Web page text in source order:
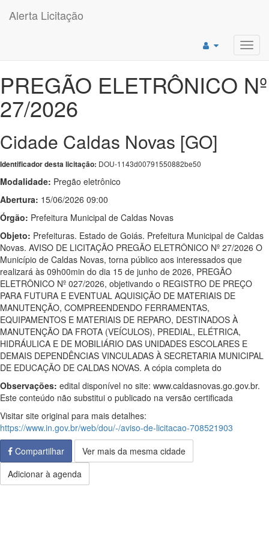
Alerta Licitação
PREGÃO ELETRÔNICO Nº
27/2026
Cidade Caldas Novas [GO]
Identificador desta licitação: DOU-1143d00791550882be50
Modalidade: Pregão eletrônico
Abertura: 15/06/2026 09:00
Órgão: Prefeitura Municipal de Caldas Novas
Objeto: Prefeituras. Estado de Goiás. Prefeitura Municipal de Caldas
Novas. AVISO DE LICITAÇÃO PREGÃO ELETRÔNICO Nº 27/2026 O
Município de Caldas Novas, torna público aos interessados que
realizará às 09h00min do dia 15 de junho de 2026, PREGÃO
ELETRÔNICO Nº 027/2026, objetivando o REGISTRO DE PREÇO
PARA FUTURA E EVENTUAL AQUISIÇÃO DE MATERIAIS DE
MANUTENÇÃO, COMPREENDENDO FERRAMENTAS,
EQUIPAMENTOS E MATERIAIS DE REPARO, DESTINADOS À
MANUTENÇÃO DA FROTA (VEÍCULOS), PREDIAL, ELÉTRICA,
HIDRÁULICA E DE MOBILIÁRIO DAS UNIDADES ESCOLARES E
DEMAIS DEPENDÊNCIAS VINCULADAS À SECRETARIA MUNICIPAL
DE EDUCAÇÃO DE CALDAS NOVAS. A cópia completa do
Observações: edital disponível no site: www.caldasnovas.go.gov.br.
Este conteúdo não substitui o publicado na versão certificada
Visitar site original para mais detalhes:
https://www.in.gov.br/web/dou/-/aviso-de-licitacao-708521903
Compartilhar
Ver mais da mesma cidade
Adicionar à agenda